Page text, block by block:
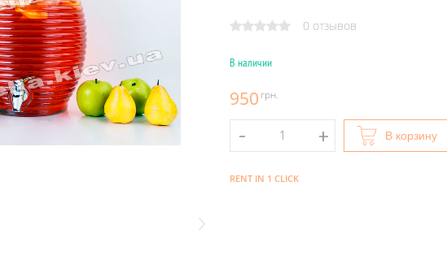
0 отзывов
В наличии
950 грн.
В корзину
RENT IN 1 CLICK